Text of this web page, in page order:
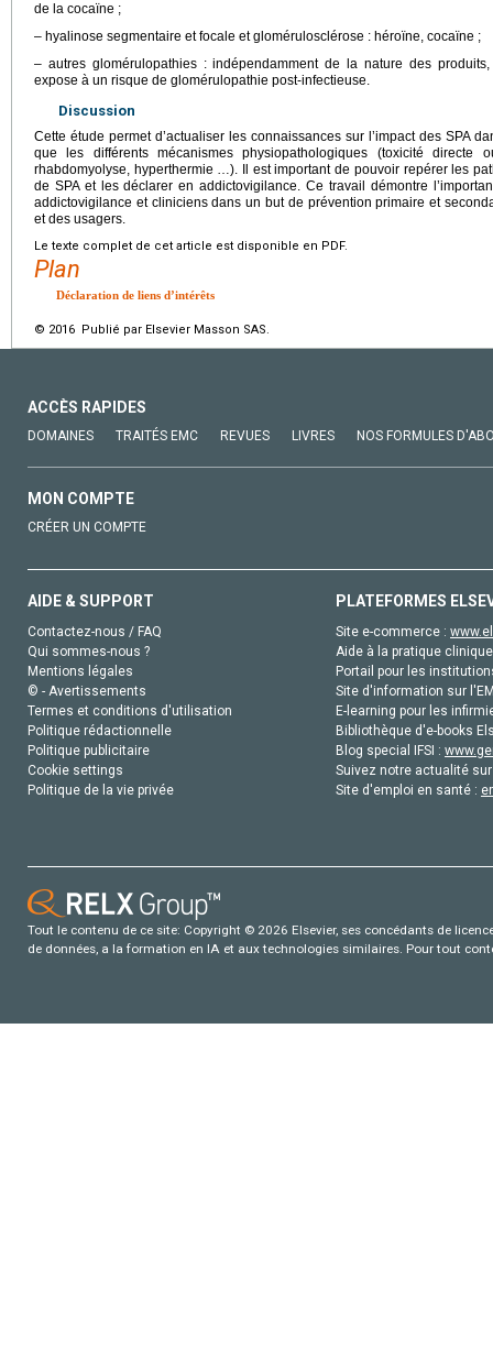
de la cocaïne ;
– hyalinose segmentaire et focale et glomérulosclérose : héroïne, cocaïne ;
– autres glomérulopathies : indépendamment de la nature des
expose à un risque de glomérulopathie post-infectieuse.
Discussion
Cette étude permet d’actualiser les connaissances sur l’impact des SPA
que les différents mécanismes physiopathologiques (toxicité directe
rhabdomyolyse, hyperthermie …). Il est important de pouvoir repérer les
de SPA et les déclarer en addictovigilance. Ce travail démontre
addictovigilance et cliniciens dans un but de prévention primaire et
et des usagers.
Le texte complet de cet article est disponible en PDF.
Plan
Déclaration de liens d’intérêts
© 2016 Publié par Elsevier Masson SAS.
ACCÈS RAPIDES
DOMAINES TRAITÉS EMC REVUES LIVRES NOS FORMULES
MON COMPTE
CRÉER UN COMPTE
AIDE & SUPPORT
Contactez-nous / FAQ
Qui sommes-nous ?
Mentions légales
© - Avertissements
Termes et conditions d'utilisation
Politique rédactionnelle
Politique publicitaire
Cookie settings
Politique de la vie privée
PLATEFORMES
Site e-commerce :
Aide à la pratique
Portail pour les
Site d'information sur
E-learning pour les
Bibliothèque d'e-books
Blog special IFSI :
Suivez notre actualité
Site d'emploi en santé :
Tout le contenu de ce site: Copyright © 2026 Elsevier, ses concédants de
de données, a la formation en IA et aux technologies similaires. Pour tout